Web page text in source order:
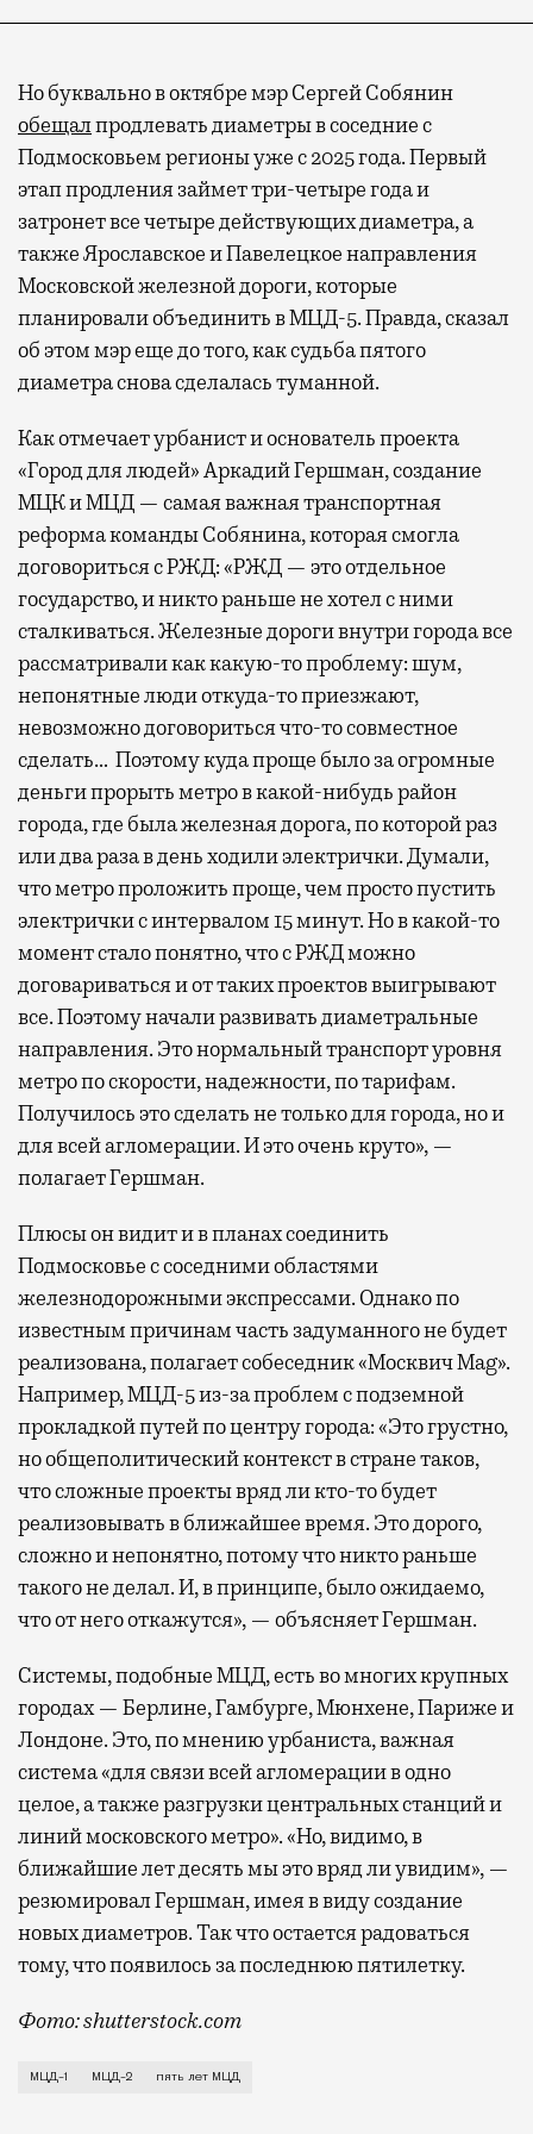
Но буквально в октябре мэр Сергей Собянин
обещалпродлевать диаметры в соседние с
Подмосковьем регионы уже с 2025 года. Первый
этап продления займет три-четыре года и
затронет все четыре действующих диаметра, а
также Ярославское и Павелецкое направления
Московской железной дороги, которые
планировали объединить в МЦД-5. Правда, сказал
об этом мэр еще до того, как судьба пятого
диаметра снова сделалась туманной.
Как отмечает урбанист и основатель проекта
«Город для людей» Аркадий Гершман, создание
МЦК и МЦД — самая важная транспортная
реформа команды Собянина, которая смогла
договориться с РЖД: «РЖД — это отдельное
государство, и никто раньше не хотел с ними
сталкиваться. Железные дороги внутри города все
рассматривали как какую-то проблему: шум,
непонятные люди откуда-то приезжают,
невозможно договориться что-то совместное
сделать… Поэтому куда проще было за огромные
деньги прорыть метро в какой-нибудь район
города, где была железная дорога, по которой раз
или два раза в день ходили электрички. Думали,
что метро проложить проще, чем просто пустить
электрички с интервалом 15 минут. Но в какой-то
момент стало понятно, что с РЖД можно
договариваться и от таких проектов выигрывают
все. Поэтому начали развивать диаметральные
направления. Это нормальный транспорт уровня
метро по скорости, надежности, по тарифам.
Получилось это сделать не только для города, но и
для всей агломерации. И это очень круто», —
полагает Гершман.
Плюсы он видит и в планах соединить
Подмосковье с соседними областями
железнодорожными экспрессами. Однако по
известным причинам часть задуманного не будет
реализована, полагает собеседник «Москвич Mag».
Например, МЦД-5 из-за проблем с подземной
прокладкой путей по центру города: «Это грустно,
но общеполитический контекст в стране таков,
что сложные проекты вряд ли кто-то будет
реализовывать в ближайшее время. Это дорого,
сложно и непонятно, потому что никто раньше
такого не делал. И, в принципе, было ожидаемо,
что от него откажутся», — объясняет Гершман.
Системы, подобные МЦД, есть во многих крупных
городах — Берлине, Гамбурге, Мюнхене, Париже и
Лондоне. Это, по мнению урбаниста, важная
система «для связи всей агломерации в одно
целое, а также разгрузки центральных станций и
линий московского метро». «Но, видимо, в
ближайшие лет десять мы это вряд ли увидим», —
резюмировал Гершман, имея в виду создание
новых диаметров. Так что остается радоваться
тому, что появилось за последнюю пятилетку.
Фото: shutterstock.com
Московские центральные диаметры работают в
МЦД-1 МЦД-2 пять лет МЦД